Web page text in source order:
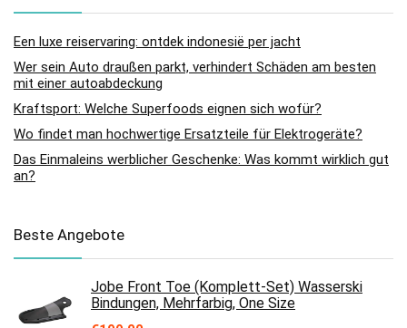
Een luxe reiservaring: ontdek indonesië per jacht
Wer sein Auto draußen parkt, verhindert Schäden am besten
mit einer autoabdeckung
Kraftsport: Welche Superfoods eignen sich wofür?
Wo findet man hochwertige Ersatzteile für Elektrogeräte?
Das Einmaleins werblicher Geschenke: Was kommt wirklich gut
an?
Beste Angebote
Jobe Front Toe (Komplett-Set) Wasserski
Bindungen, Mehrfarbig, One Size